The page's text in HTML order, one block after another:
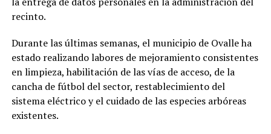
recinto.
Durante las últimas semanas, el municipio de Ovalle ha
estado realizando labores de mejoramiento consistentes
en limpieza, habilitación de las vías de acceso, de la
cancha de fútbol del sector, restablecimiento del
sistema eléctrico y el cuidado de las especies arbóreas
existentes.